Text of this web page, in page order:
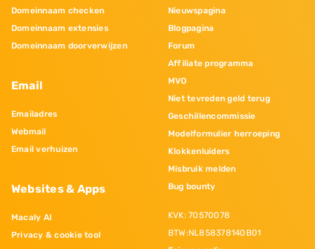
Domeinnaam checken
Domeinnaam extensies
Domeinnaam doorverwijzen
Email
Emailadres
Webmail
Email verhuizen
Websites & Apps
Macaly AI
Privacy & cookie tool
Nieuwspagina
Blogpagina
Forum
Affiliate programma
MVO
Niet tevreden geld terug
Geschillencommissie
Modelformulier herroeping
Klokkenluiders
Misbruik melden
Bug bounty
KVK: 70570078
BTW:NL858378140B01